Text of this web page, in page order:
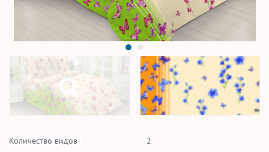
Количество видов
2